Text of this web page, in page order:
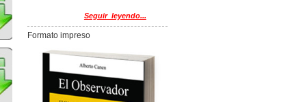
Seguir_leyendo...
Formato impreso